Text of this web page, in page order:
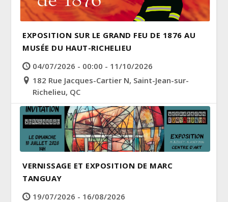
EXPOSITION SUR LE GRAND FEU DE 1876 AU
MUSÉE DU HAUT-RICHELIEU
04/07/2026 - 00:00 - 11/10/2026
182 Rue Jacques-Cartier N, Saint-Jean-sur-
Richelieu, QC
VERNISSAGE ET EXPOSITION DE MARC
TANGUAY
19/07/2026 - 16/08/2026